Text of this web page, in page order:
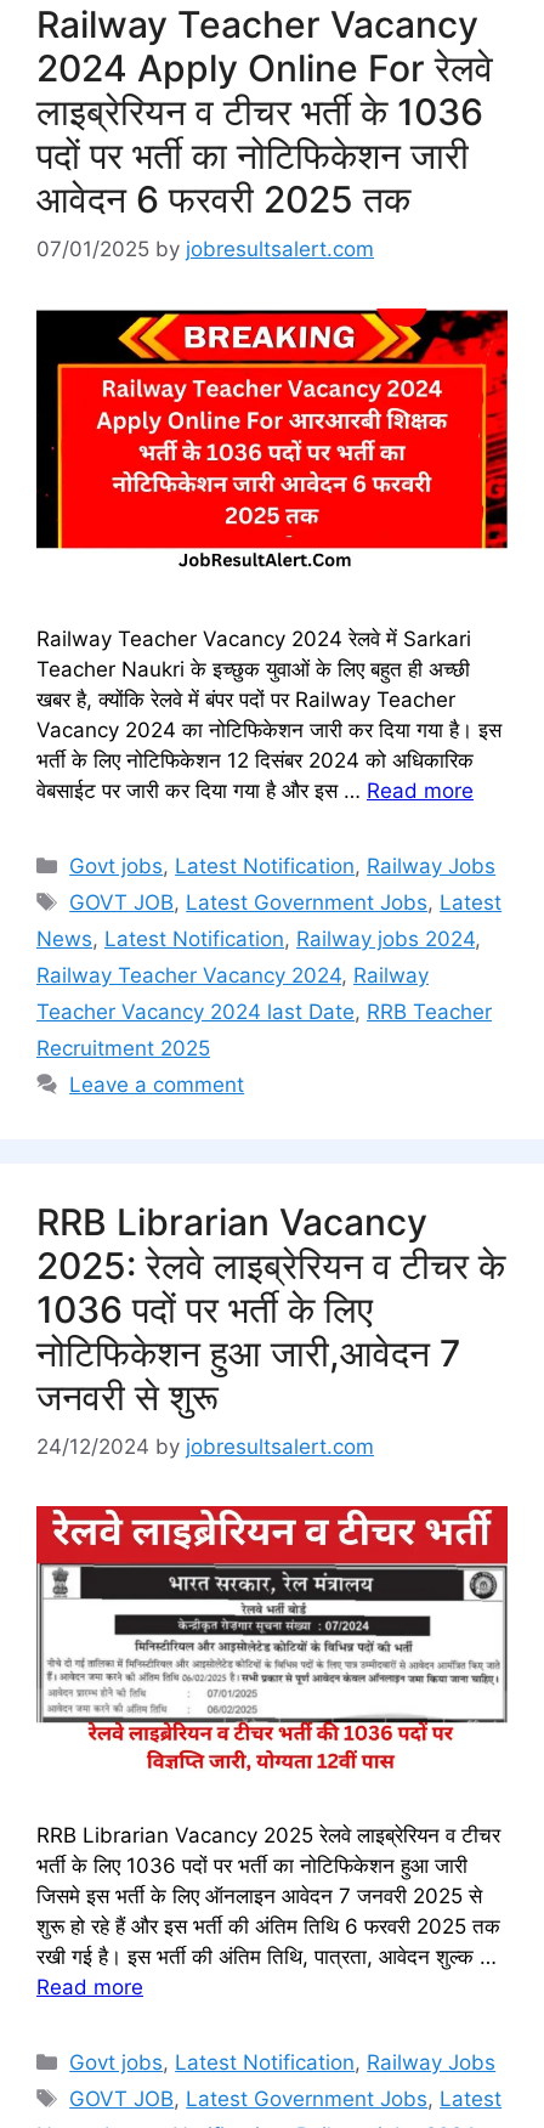
Railway Teacher Vacancy
2024 Apply Online For रेलवे
लाइब्रेरियन व टीचर भर्ती के 1036
पदों पर भर्ती का नोटिफिकेशन जारी
आवेदन 6 फरवरी 2025 तक
07/01/2025 by jobresultsalert.com
Railway Teacher Vacancy 2024 रेलवे में Sarkari
Teacher Naukri के इच्छुक युवाओं के लिए बहुत ही अच्छी
खबर है, क्योंकि रेलवे में बंपर पदों पर Railway Teacher
Vacancy 2024 का नोटिफिकेशन जारी कर दिया गया है। इस
भर्ती के लिए नोटिफिकेशन 12 दिसंबर 2024 को अधिकारिक
वेबसाईट पर जारी कर दिया गया है और इस … Read more
Categories
Govt jobs, Latest Notification, Railway Jobs
Tags
GOVT JOB, Latest Government Jobs, Latest
News, Latest Notification, Railway jobs 2024,
Railway Teacher Vacancy 2024, Railway
Teacher Vacancy 2024 last Date, RRB Teacher
Recruitment 2025
Leave a comment
RRB Librarian Vacancy
2025: रेलवे लाइब्रेरियन व टीचर के
1036 पदों पर भर्ती के लिए
नोटिफिकेशन हुआ जारी,आवेदन 7
जनवरी से शुरू
24/12/2024 by jobresultsalert.com
RRB Librarian Vacancy 2025 रेलवे लाइब्रेरियन व टीचर
भर्ती के लिए 1036 पदों पर भर्ती का नोटिफिकेशन हुआ जारी
जिसमे इस भर्ती के लिए ऑनलाइन आवेदन 7 जनवरी 2025 से
शुरू हो रहे हैं और इस भर्ती की अंतिम तिथि 6 फरवरी 2025 तक
रखी गई है। इस भर्ती की अंतिम तिथि, पात्रता, आवेदन शुल्क …
Read more
Categories
Govt jobs, Latest Notification, Railway Jobs
Tags
GOVT JOB, Latest Government Jobs, Latest